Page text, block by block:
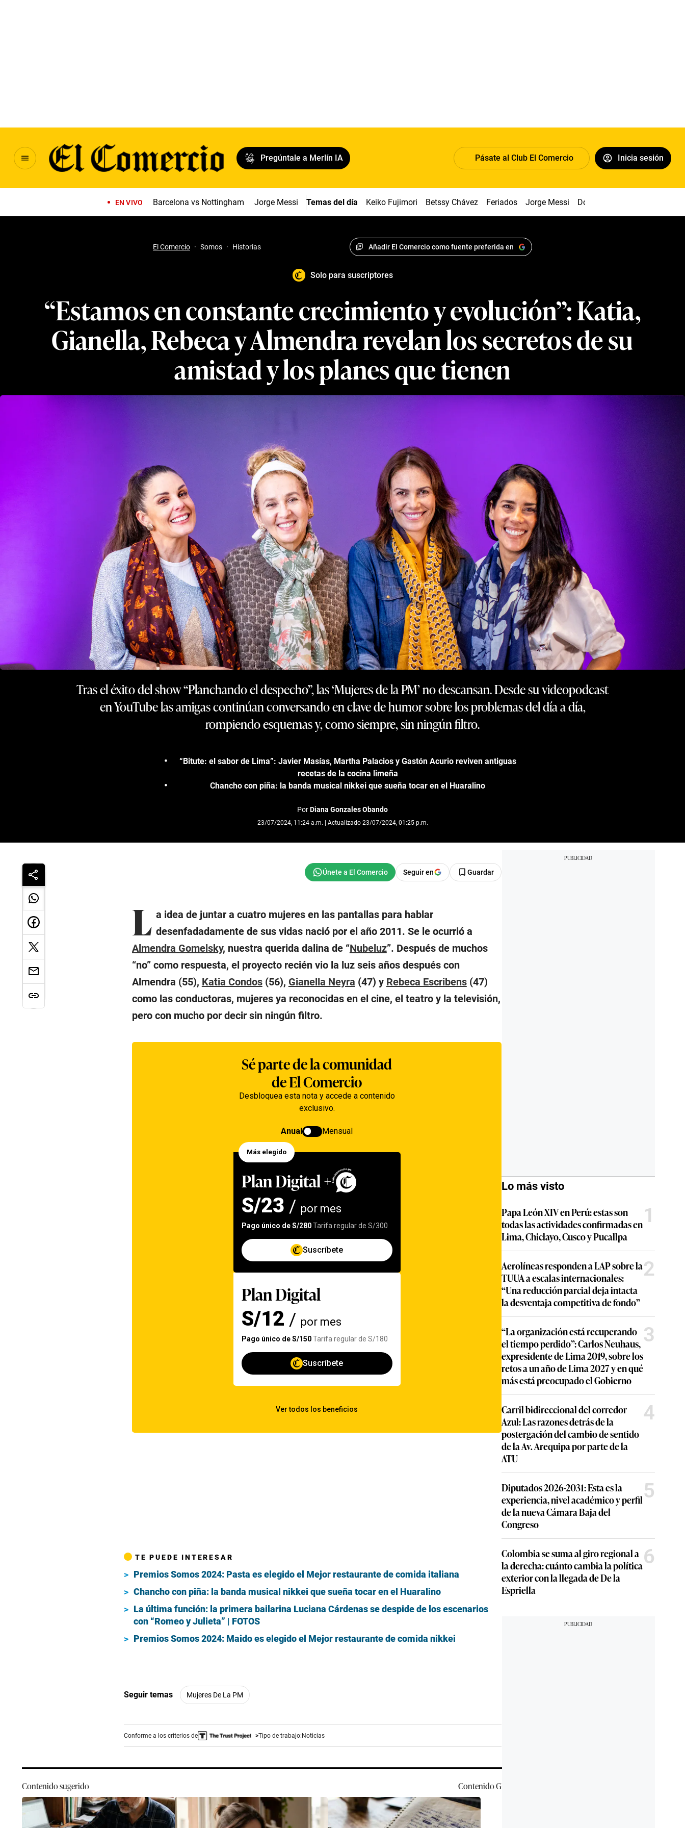
Pregúntale a Merlín IA Pásate al Club El Comercio Inicia sesión
EN VIVO Barcelona vs Nottingham Jorge Messi Temas del día Keiko Fujimori Betssy Chávez Feriados Jorge Messi Dólar
El Comercio · Somos · Historias Añadir El Comercio como fuente preferida en
Solo para suscriptores
“Estamos en constante crecimiento y evolución”: Katia,
Gianella, Rebeca y Almendra revelan los secretos de su
amistad y los planes que tienen
Tras el éxito del show “Planchando el despecho”, las ‘Mujeres de la PM’ no descansan. Desde su videopodcast
en YouTube las amigas continúan conversando en clave de humor sobre los problemas del día a día,
rompiendo esquemas y, como siempre, sin ningún filtro.
“Bitute: el sabor de Lima”: Javier Masías, Martha Palacios y Gastón Acurio reviven antiguas
recetas de la cocina limeña
Chancho con piña: la banda musical nikkei que sueña tocar en el Huaralino
PorDiana Gonzales Obando
23/07/2024, 11:24 a.m. | Actualizado 23/07/2024, 01:25 p.m.
Seguir en Guardar
L a idea de juntar a cuatro mujeres en las pantallas para hablar
desenfadadamente de sus vidas nació por el año 2011. Se le ocurrió a
Almendra Gomelsky, nuestra querida dalina de “Nubeluz”. Después de muchos
“no” como respuesta, el proyecto recién vio la luz seis años después con
Almendra (55), Katia Condos(56), Gianella Neyra (47) y Rebeca Escribens(47)
como las conductoras, mujeres ya reconocidas en el cine, el teatro y la televisión,
pero con mucho por decir sin ningún filtro.
TE PUEDE INTERESAR
Premios Somos 2024: Pasta es elegido el Mejor restaurante de comida italiana
Chancho con piña: la banda musical nikkei que sueña tocar en el Huaralino
La última función: la primera bailarina Luciana Cárdenas se despide de los escenarios
con “Romeo y Julieta” | FOTOS
Premios Somos 2024: Maido es elegido el Mejor restaurante de comida nikkei
Seguir temas Mujeres De La PM
Conforme a los criterios de Tipo de trabajo:Noticias
Contenido sugerido ContenidoGEC
Lo más visto
Papa León XIV en Perú: estas son
todas las actividades confirmadas en
Lima, Chiclayo, Cusco y Pucallpa
1
Aerolíneas responden a LAP sobre la
TUUA a escalas internacionales:
“Una reducción parcial deja intacta
la desventaja competitiva de fondo”
2
“La organización está recuperando
el tiempo perdido”: Carlos Neuhaus,
expresidente de Lima 2019, sobre los
retos a un año de Lima 2027 y en qué
más está preocupado el Gobierno
3
Carril bidireccional del corredor
Azul: Las razones detrás de la
postergación del cambio de sentido
de la Av. Arequipa por parte de la
ATU
4
Diputados 2026-2031: Esta es la
experiencia, nivel académico y perfil
de la nueva Cámara Baja del
Congreso
5
Colombia se suma al giro regional a
la derecha: cuánto cambia la política
exterior con la llegada de De la
Espriella
6